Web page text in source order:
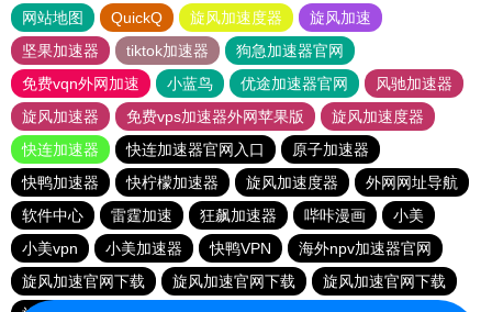
网站地图 QuickQ 旋风加速度器
旋风加速
坚果加速器
tiktok加速器
狗急加速器官网
免费vqn外网加速
小蓝鸟 优途加速器官网
风驰加速器
旋风加速器
免费vps加速器外网苹果版
旋风加速度器
快连加速器
快连加速器官网入口
原子加速器
快鸭加速器
快柠檬加速器 旋风加速度器
外网网址导航
软件中心
雷霆加速 狂飙加速器 哔咔漫画
小美
小美vpn
小美加速器 快鸭VPN
海外npv加速器官网
旋风加速官网下载
旋风加速官网下载
旋风加速官网下载